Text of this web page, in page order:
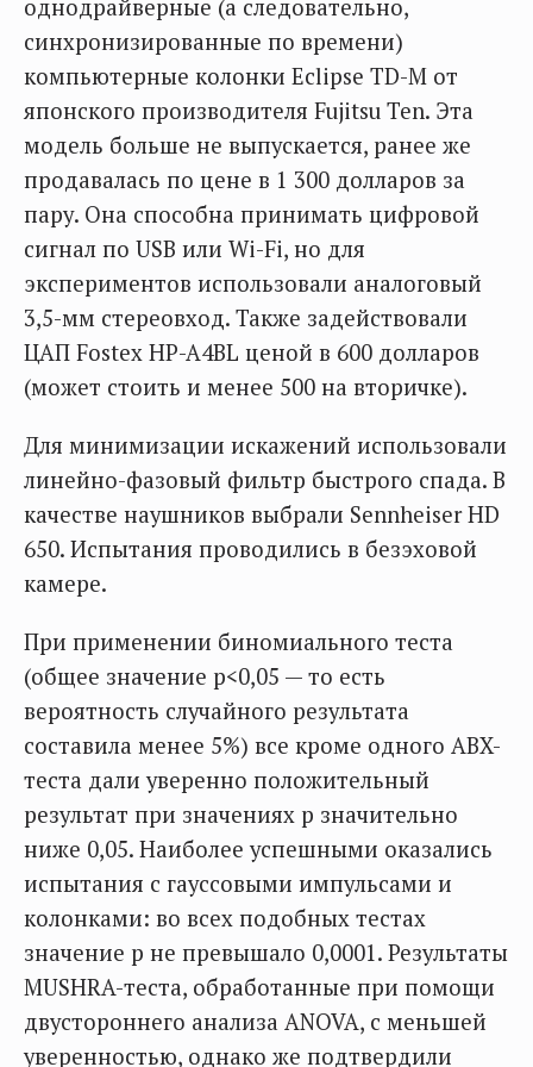
однодрайверные (а следовательно,
синхронизированные по времени)
компьютерные колонки Eclipse TD-M от
японского производителя Fujitsu Ten. Эта
модель больше не выпускается, ранее же
продавалась по цене в 1 300 долларов за
пару. Она способна принимать цифровой
сигнал по USB или Wi-Fi, но для
экспериментов использовали аналоговый
3,5-мм стереовход. Также задействовали
ЦАП Fostex HP-A4BL ценой в 600 долларов
(может стоить и менее 500 на вторичке).
Для минимизации искажений использовали
линейно-фазовый фильтр быстрого спада. В
качестве наушников выбрали Sennheiser HD
650. Испытания проводились в безэховой
камере.
При применении биномиального теста
(общее значение p<0,05 — то есть
вероятность случайного результата
составила менее 5%) все кроме одного ABX-
теста дали уверенно положительный
результат при значениях p значительно
ниже 0,05. Наиболее успешными оказались
испытания с гауссовыми импульсами и
колонками: во всех подобных тестах
значение p не превышало 0,0001. Результаты
MUSHRA-теста, обработанные при помощи
двустороннего анализа ANOVA, с меньшей
уверенностью, однако же подтвердили